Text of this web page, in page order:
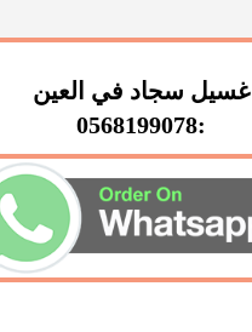
غسيل سجاد في العين
:0568199078